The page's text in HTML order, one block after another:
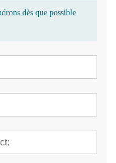
dès que possible